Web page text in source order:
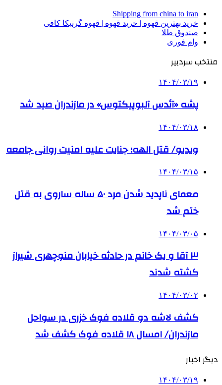
Shipping from china to iran
خرید بهترین قهوه | خرید قهوه | قهوه گرنیکا کافی
صندوق طلا
وام فوری
منتخب سردبیر
۱۴۰۴/۰۳/۱۹
پشه «آئدس آلبوپیکتوس» در مازندران صید شد
۱۴۰۴/۰۳/۱۸
ویدیو/ قتل الهه؛ جنایت علیه امنیت روانی جامعه
۱۴۰۴/۰۳/۱۵
معمای ناپدید شدن مرد ۵۰ ساله ساروی به قتل
ختم شد
۱۴۰۴/۰۳/۰۵
۳ آقا و یک خانم در حادثه خیابان منوچهری شیراز
کشته شدند
۱۴۰۴/۰۳/۰۲
کشف لاشه دو قلاده فوک خزری در سواحل
مازندران/ امسال ۱۸ قلاده فوک کشف شد
دیگر اخبار
۱۴۰۴/۰۳/۱۹